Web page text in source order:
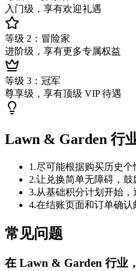
入门级，享有欢迎礼遇
等级 2：冒险家
进阶级，享有更多专属权益
等级 3：冠军
尊享级，享有顶级 VIP 待遇
Lawn & Garden 行
1 .尽可能根据购买历史个
2.让兑换简单无障碍，鼓
3.从基础积分计划开始
4.在结账页面和订单确认
常见问题
在 Lawn & Garden 行业